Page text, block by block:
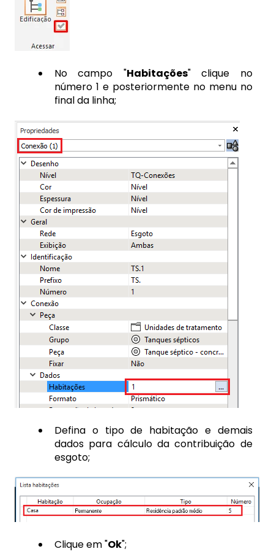
No campo "Habitações" clique no
número 1 e posteriormente no menu no
final da linha;
Defina o tipo de habitação e demais
dados para cálculo da contribuição de
esgoto;
Clique em "Ok";